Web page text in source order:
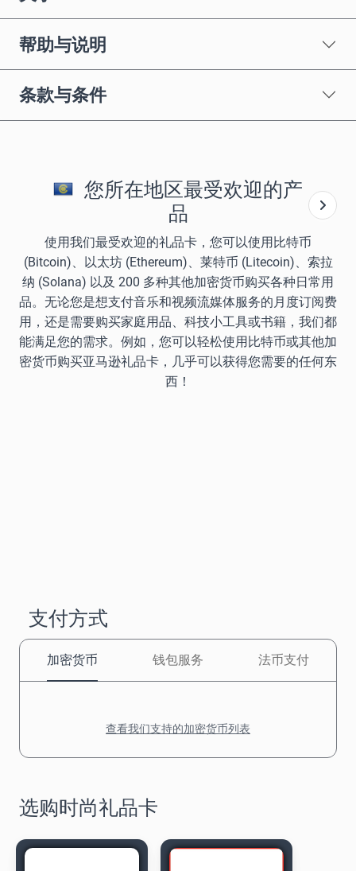
帮助与说明
条款与条件
您所在地区最受欢迎的产
品
使用我们最受欢迎的礼品卡，您可以使用比特币
(Bitcoin)、以太坊 (Ethereum)、莱特币 (Litecoin)、索拉
纳 (Solana) 以及 200 多种其他加密货币购买各种日常用
品。无论您是想支付音乐和视频流媒体服务的月度订阅费
用，还是需要购买家庭用品、科技小工具或书籍，我们都
能满足您的需求。例如，您可以轻松使用比特币或其他加
密货币购买亚马逊礼品卡，几乎可以获得您需要的任何东
西！
支付方式
加密货币 钱包服务 法币支付
查看我们支持的加密货币列表
选购时尚礼品卡